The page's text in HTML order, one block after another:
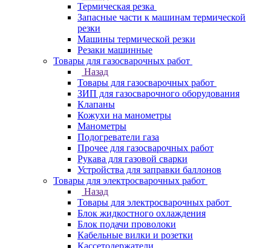
Термическая резка
Запасные части к машинам термической
резки
Машины термической резки
Резаки машинные
Товары для газосварочных работ
Назад
Товары для газосварочных работ
ЗИП для газосварочного оборудования
Клапаны
Кожухи на манометры
Манометры
Подогреватели газа
Прочее для газосварочных работ
Рукава для газовой сварки
Устройства для заправки баллонов
Товары для электросварочных работ
Назад
Товары для электросварочных работ
Блок жидкостного охлаждения
Блок подачи проволоки
Кабельные вилки и розетки
Кассетодержатели